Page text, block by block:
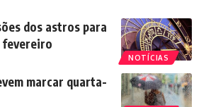
NOTÍCIAS
dos astros para
marcar quarta-